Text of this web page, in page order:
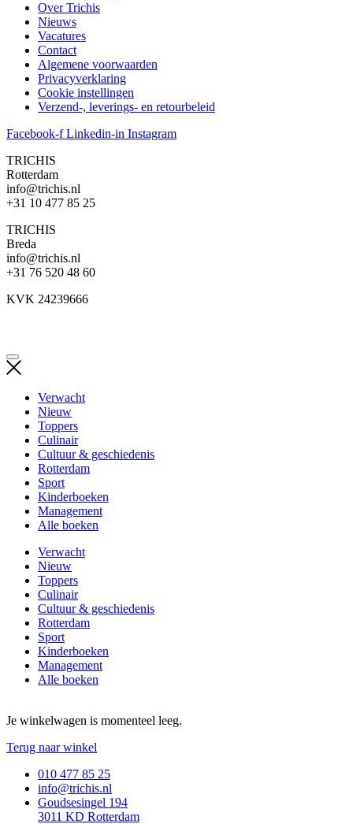
Over Trichis
Nieuws
Vacatures
Contact
Algemene voorwaarden
Privacyverklaring
Cookie instellingen
Verzend-, leverings- en retourbeleid
Facebook-f Linkedin-in Instagram
TRICHIS
Rotterdam
info@trichis.nl
+31 10 477 85 25
TRICHIS
Breda
info@trichis.nl
+31 76 520 48 60
KVK 24239666
Verwacht
Nieuw
Toppers
Culinair
Cultuur & geschiedenis
Rotterdam
Sport
Kinderboeken
Management
Alle boeken
Verwacht
Nieuw
Toppers
Culinair
Cultuur & geschiedenis
Rotterdam
Sport
Kinderboeken
Management
Alle boeken
Je winkelwagen is momenteel leeg.
Terug naar winkel
010 477 85 25
info@trichis.nl
Goudsesingel 194
3011 KD Rotterdam